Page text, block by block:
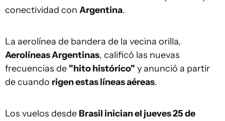
conectividad con Argentina.
La aerolínea de bandera de la vecina orilla,
Aerolíneas Argentinas, calificó las nuevas
frecuencias de "hito histórico" y anunció a partir
de cuando rigen estas líneas aéreas.
Los vuelos desde Brasil inician el jueves 25 de